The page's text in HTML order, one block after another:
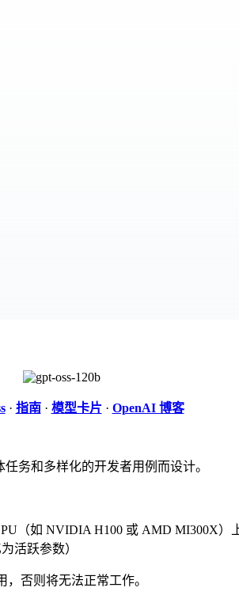
· 指南· 模型卡片· OpenAI 博客
务和多样化的开发者用例而设计。
（如 NVIDIA H100 或 AMD MI300X）
活跃参数）
，否则将无法正常工作。